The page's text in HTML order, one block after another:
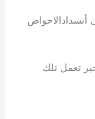
أنسدادالاحواض
تعمل تلك